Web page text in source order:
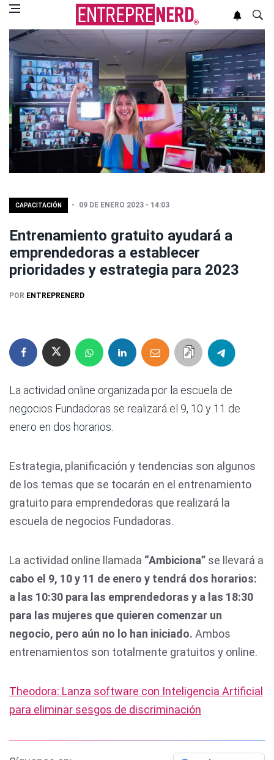
CAPACITACIÓN 09 DE ENERO 2023 - 14:03
Entrenamiento gratuito ayudará a
emprendedoras a establecer
prioridades y estrategia para 2023
POR ENTREPRENERD
La actividad online organizada por la escuela de
negocios Fundadoras se realizará el 9, 10 y 11 de
enero en dos horarios.
Estrategia, planificación y tendencias son algunos
de los temas que se tocarán en el entrenamiento
gratuito para emprendedoras que realizará la
escuela de negocios Fundadoras.
La actividad online llamada “Ambiciona” se llevará a
cabo el 9, 10 y 11 de enero y tendrá dos horarios:
a las 10:30 para las emprendedoras y a las 18:30
para las mujeres que quieren comenzar un
negocio, pero aún no lo han iniciado. Ambos
entrenamientos son totalmente gratuitos y online.
Theodora: Lanza software con Inteligencia Artificial
para eliminar sesgos de discriminación